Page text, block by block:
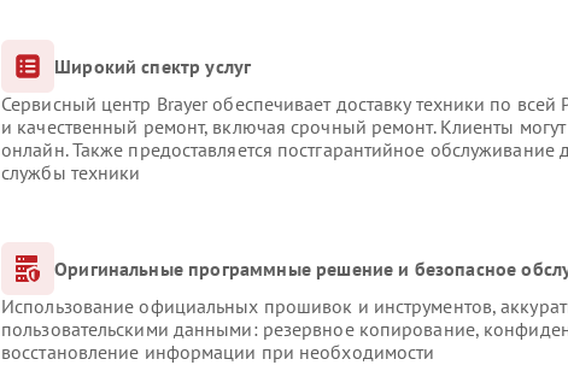
Широкий спектр услуг
Сервисный центр Brayer обеспечивает доставку техники по всей
и качественный ремонт, включая срочный ремонт. Клиенты могут
онлайн. Также предоставляется постгарантийное обслуживание
службы техники
Оригинальные программные решение и безопасное
Использование официальных прошивок и инструментов,
пользовательскими данными: резервное копирование,
восстановление информации при необходимости